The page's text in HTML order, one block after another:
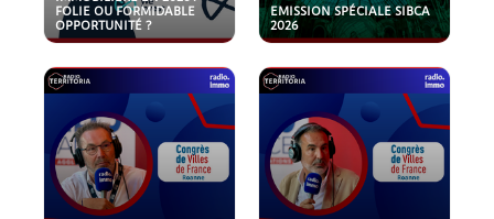
FOLIE OU FORMIDABLE
OPPORTUNITÉ ?
EMISSION SPÉCIALE SIBCA
2026